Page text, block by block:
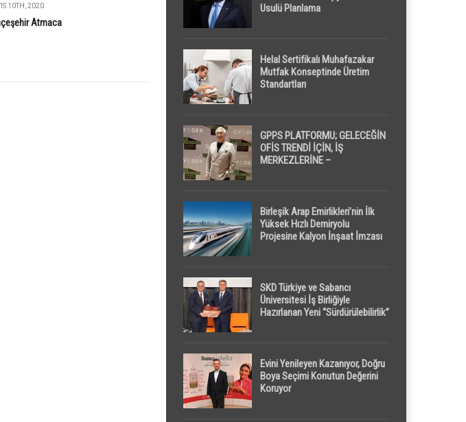
10TH, 2020
Atmaca
Usulü Planlama
Helal Sertifikalı Muhafazakar
Mutfak Konseptinde Üretim
Standartları
GPPS PLATFORMU; GELECEĞİN
OFİS TRENDİ İÇİN, İŞ
MERKEZLERİNE –
Birleşik Arap Emirlikleri’nin İlk
Yüksek Hızlı Demiryolu
Projesine Kalyon İnşaat İmzası
SKD Türkiye ve Sabancı
Üniversitesi İş Birliğiyle
Hazırlanan Yeni “Sürdürülebilirlik”
Evini Yenileyen Kazanıyor, Doğru
Boya Seçimi Konutun Değerini
Koruyor